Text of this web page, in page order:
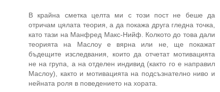
В крайна сметка целта ми с този пост не беше да
отричам цялата теория, а да покажа друга гледна точка,
като тази на Манфред Макс-Нийф. Колкото до това дали
теорията на Маслоу е вярна или не, ще покажат
бъдещите изследвания, които да отчетат мотивацията
не на група, а на отделен индивид (както го е направил
Маслоу), както и мотивацията на подсъзнателно ниво и
нейната роля в поведението на хората.